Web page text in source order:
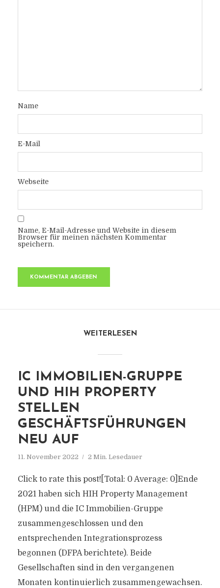
Name
E-Mail
Webseite
Name, E-Mail-Adresse und Website in diesem
Browser für meinen nächsten Kommentar
speichern.
WEITERLESEN
IC IMMOBILIEN-GRUPPE
UND HIH PROPERTY
STELLEN
GESCHÄFTSFÜHRUNGEN
NEU AUF
11. November 2022 2 Min. Lesedauer
Click to rate this post![Total: 0 Average: 0]Ende
2021 haben sich HIH Property Management
(HPM) und die IC Immobilien-Gruppe
zusammengeschlossen und den
entsprechenden Integrationsprozess
begonnen (DFPA berichtete). Beide
Gesellschaften sind in den vergangenen
Monaten kontinuierlich zusammengewachsen.